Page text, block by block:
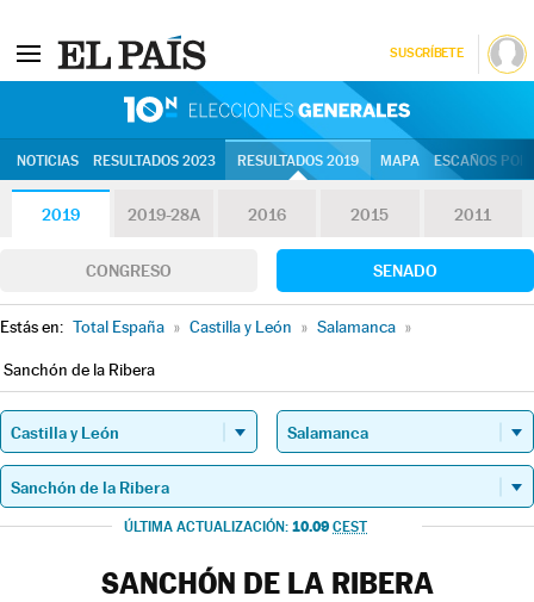
SUSCRÍBETE
NOTICIAS RESULTADOS 2023 RESULTADOS 2019 MAPA ESCAÑOS
2019 2019-28A 2016 2015 2011
CONGRESO SENADO
Estás en: Total España » Castilla y León » Salamanca »
Sanchón de la Ribera
ÚLTIMA ACTUALIZACIÓN: 10.09 CEST
SANCHÓN DE LA RIBERA